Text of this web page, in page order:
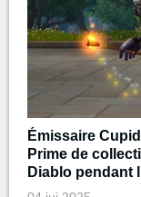
Émissaire
Prime de
Diablo pendant